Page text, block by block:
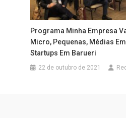
Programa Minha Empresa
Micro, Pequenas, Médias
Startups Em Barueri
22 de outubro de 2021